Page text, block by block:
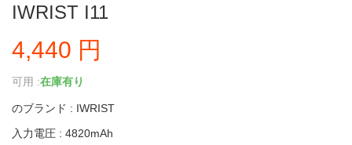
IWRIST I11
4,440 円
可用 :在庫有り
のブランド : IWRIST
入力電圧 : 4820mAh